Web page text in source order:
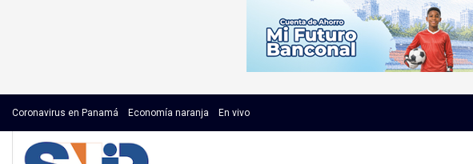
Coronavirus en Panamá Economía naranja En vivo